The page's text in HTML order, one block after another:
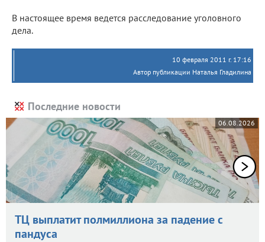
В настоящее время ведется расследование уголовного
дела.
10 февраля 2011 г. 17:16
Автор публикации Наталья Гладилина
Последние новости
06.08.2026
ТЦ выплатит полмиллиона за падение с
пандуса